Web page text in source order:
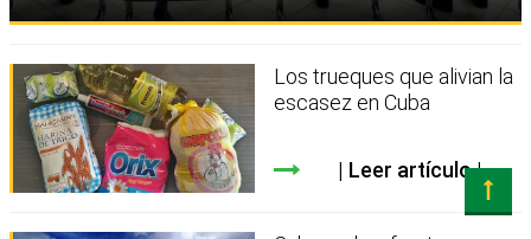
Los trueques que alivian la
escasez en Cuba
Leer artículo